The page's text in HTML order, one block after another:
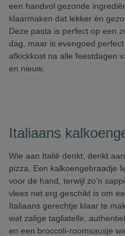
een handvol gezonde
klaarmaken dat lekker én
Deze pasta is perfect op een
dag, maar is evengoed
afkickkost na alle feestdagen
en nieuw.
Italiaans
Wie aan Italië denkt, denkt
pizza. Een kalkoengebraadje
voor de hand, terwijl zo'n
vlees net erg geschikt is om
Italiaans gerechtje klaar te
wat zalige tagliatelle,
en een broccoli-roomsausje